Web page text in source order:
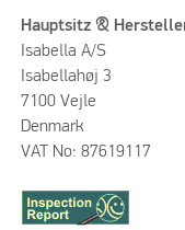
Hauptsitz &
Isabella A/S
Isabellahøj 3
7100 Vejle
Denmark
VAT No: 87619117